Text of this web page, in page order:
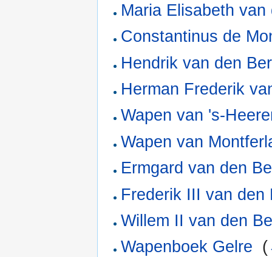
Maria Elisabeth van
Constantinus de
Hendrik van den
Herman Frederik
Wapen van 's-
Wapen van
Ermgard van den
Frederik III van den
Willem II van den
Wapenboek Gelre (